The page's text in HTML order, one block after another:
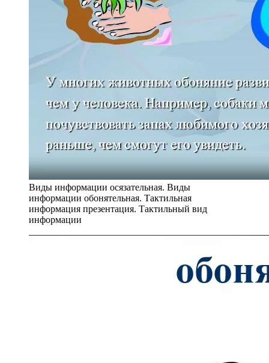
Виды информации осязательная. Виды
информации обонятельная. Тактильная
информация презентация. Тактильный вид
информации